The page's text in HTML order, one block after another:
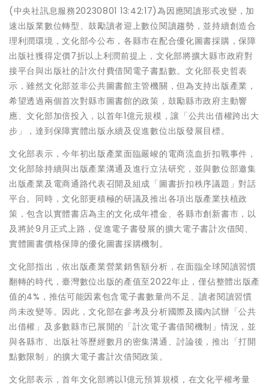
(中央社訊息服務20230801 13:42:17)為因應閱讀形式改變，加
速出版業數位轉型、鼓勵讀者迎上數位閱讀趨勢，並持續創造合
理利潤環境，文化部今公布，各縣市在配合優化圖書採購，保障
出版社獲得定價7折以上利潤前提上，文化部將擴大縣市政府對
接平台與出版社的計次付費借閱電子書點數。文化部長史哲表
示，雖然文化部並非公共圖書館主管機關，但為支持出版產業，
希望透過兩個首次對縣市圖書館的政策，鼓勵縣市政府主動響
應、文化部加倍投入，以首年1億元規模，讓「公共出借權跨出大
步」，達到保障實體出版永續及促進數位出版發展目標。
文化部表示，今年初出版產業面臨嚴峻的電商流血折扣戰事件，
文化部除持續與出版產業溝通及進行立法研究，並與數位部邀集
出版產業及電商通路代表召開及組成「圖書折扣秩序議題」對話
平台。同時，文化部更積極的研議及推出各項出版產業扶植政
策，包含以實體書店為主的文化成年禮金、各縣市創新書市，以
及將於9月正式上路，促進電子書發展的擴大電子書計次借閱、
實體圖書價格保障的優化圖書採購機制。
文化部指出，依出版產業營業銷售額分析，在面臨全球閱讀習慣
翻轉的時代，臺灣數位出版的產值至2022年止，僅佔整體出版產
值的4%，推估可能因素包含電子書數量尚不足、讀者閱讀習慣
尚未改變等。因此，文化部在參考及分析國際及國內試辦「公共
出借權」及多數縣市已展開的「計次電子書借閱機制」情況，並
與各縣市、出版社等歷經數月的密集溝通、討論後，推出「打開
點數限制」的擴大電子書計次借閱政策。
文化部表示，首年文化部將以1億元預算規模，在文化平權考量